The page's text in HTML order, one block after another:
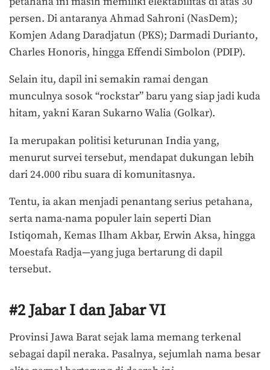
persen. Di antaranya Ahmad Sahroni (NasDem);
Komjen Adang Daradjatun (PKS); Darmadi Durianto,
Charles Honoris, hingga Effendi Simbolon (PDIP).
Selain itu, dapil ini semakin ramai dengan
munculnya sosok “rockstar” baru yang siap jadi kuda
hitam, yakni Karan Sukarno Walia (Golkar).
Ia merupakan politisi keturunan India yang,
menurut survei tersebut, mendapat dukungan lebih
dari 24.000 ribu suara di komunitasnya.
Tentu, ia akan menjadi penantang serius petahana,
serta nama-nama populer lain seperti Dian
Istiqomah, Kemas Ilham Akbar, Erwin Aksa, hingga
Moestafa Radja—yang juga bertarung di dapil
tersebut.
#2 Jabar I dan Jabar VI
Provinsi Jawa Barat sejak lama memang terkenal
sebagai dapil neraka. Pasalnya, sejumlah nama besar